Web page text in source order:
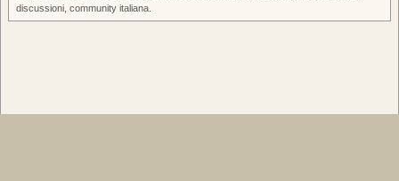
discussioni, community italiana.